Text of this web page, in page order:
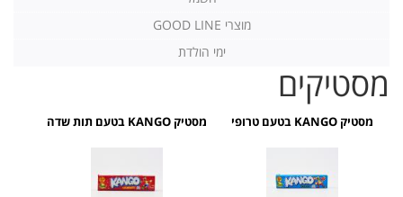
מוצרי GOOD LINE
ימי הולדת
מסטיקים
מסטיק KANGO בטעם טרופי מסטיק KANGO בטעם תות שדה